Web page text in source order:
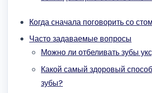
Когда сначала поговорить со
Часто задаваемые вопросы
Можно ли отбеливать зубы
Какой самый здоровый
зубы?